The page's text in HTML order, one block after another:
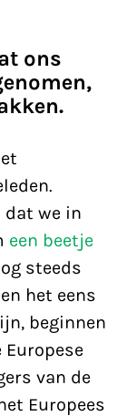
ons
dat we in
een beetje
steeds
het eens
beginnen
van de
Europees